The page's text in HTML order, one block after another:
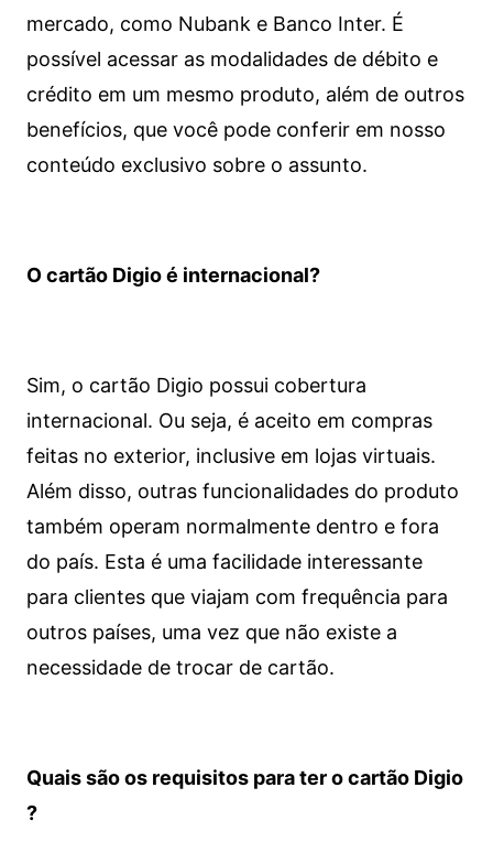
mercado, como Nubank e Banco Inter. É
possível acessar as modalidades de débito e
crédito em um mesmo produto, além de outros
benefícios, que você pode conferir em nosso
conteúdo exclusivo sobre o assunto.
O cartão Digio é internacional?
Sim, o cartão Digio possui cobertura
internacional. Ou seja, é aceito em compras
feitas no exterior, inclusive em lojas virtuais.
Além disso, outras funcionalidades do produto
também operam normalmente dentro e fora
do país. Esta é uma facilidade interessante
para clientes que viajam com frequência para
outros países, uma vez que não existe a
necessidade de trocar de cartão.
Quais são os requisitos para ter o cartão Digio
?